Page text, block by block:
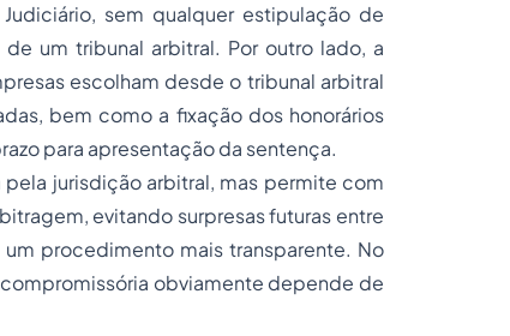
sem qualquer estipulação de
um tribunal arbitral. Por outro lado, a
escolham desde o tribunal arbitral
bem como a fixação dos honorários
para apresentação da sentença.
jurisdição arbitral, mas permite com
evitando surpresas futuras entre
procedimento mais transparente. No
obviamente depende de